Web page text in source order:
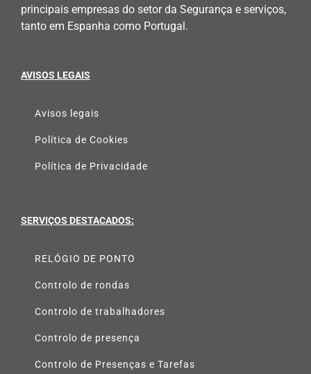
principais empresas do setor da Segurança e serviços,
tanto em Espanha como Portugal.
AVISOS LEGAIS
Avisos legais
Política de Cookies
Política de Privacidade
SERVIÇOS DESTACADOS:
RELÓGIO DE PONTO
Controlo de rondas
Controlo de trabalhadores
Controlo de presença
Controlo de Presenças e Tarefas